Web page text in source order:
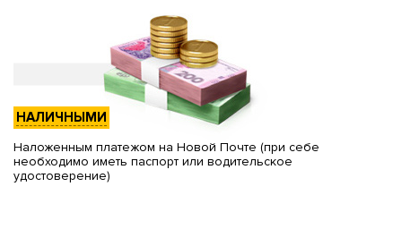
НАЛИЧНЫМИ
Наложенным платежом на Новой Почте (при себе
необходимо иметь паспорт или водительское
удостоверение)